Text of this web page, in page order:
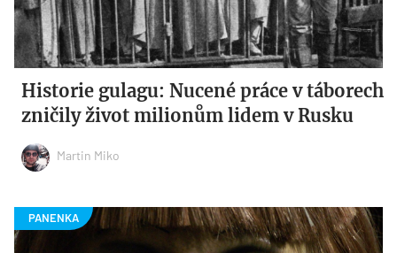
Historie gulagu: Nucené práce v táborech
zničily život milionům lidem v Rusku
Martin Miko